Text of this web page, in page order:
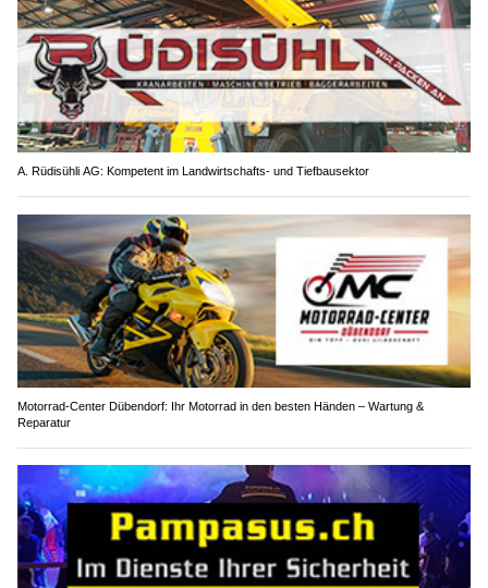
A. Rüdisühli AG: Kompetent im Landwirtschafts- und Tiefbausektor
Motorrad-Center Dübendorf: Ihr Motorrad in den besten Händen – Wartung &
Reparatur